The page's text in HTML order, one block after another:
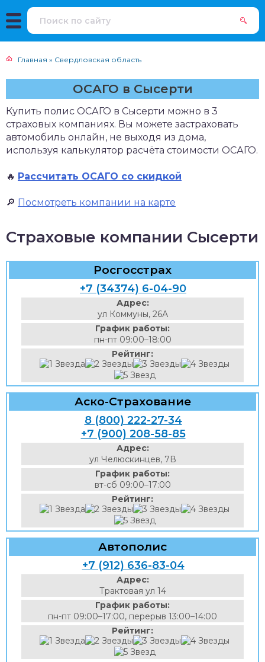
Главная » Свердловская область
ОСАГО в Сысерти
Купить полис ОСАГО в Сысерти можно в 3
страховых компаниях. Вы можете застраховать
автомобиль онлайн, не выходя из дома,
используя калькулятор расчёта стоимости ОСАГО.
🔥 Рассчитать ОСАГО со скидкой
🔎 Посмотреть компании на карте
Страховые компании Сысерти
Росгосстрах
+7 (34374) 6-04-90
Адрес:
ул Коммуны, 26А
График работы:
пн-пт 09:00–18:00
Рейтинг:
Аско-Страхование
8 (800) 222-27-34
+7 (900) 208-58-85
Адрес:
ул Челюскинцев, 7В
График работы:
вт-сб 09:00–17:00
Рейтинг:
Автополис
+7 (912) 636-83-04
Адрес:
Трактовая ул 14
График работы:
пн-пт 09:00–17:00, перерыв 13:00–14:00
Рейтинг: